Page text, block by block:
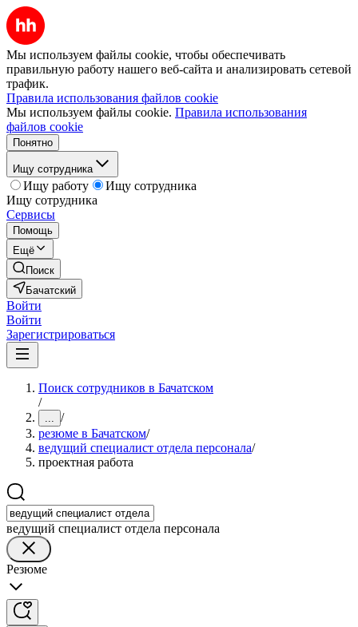
Мы используем файлы cookie, чтобы обеспечивать
правильную работу нашего веб-сайта и анализировать сетевой
трафик.
Правила использования файлов cookie
Мы используем файлы cookie. Правила использования
файлов cookie
Понятно
Ищу сотрудника
Ищу работу
Ищу сотрудника
Ищу сотрудника
Сервисы
Помощь
Ещё
Поиск
Бачатский
Войти
Войти
Зарегистрироваться
Поиск сотрудников в Бачатском
/
... /
резюме в Бачатском/
ведущий специалист отдела персонала/
проектная работа
ведущий специалист отдела персонала
Резюме